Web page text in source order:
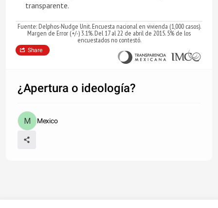
transparente.
Fuente: Delphos-Nudge Unit. Encuesta nacional en vivienda (1,000 casos).
Margen de Error (+/-) 3.1%. Del 17 al 22 de abril de 2015. 5% de los
encuestados no contestó.
Share
¿Apertura o ideología?
Mexico